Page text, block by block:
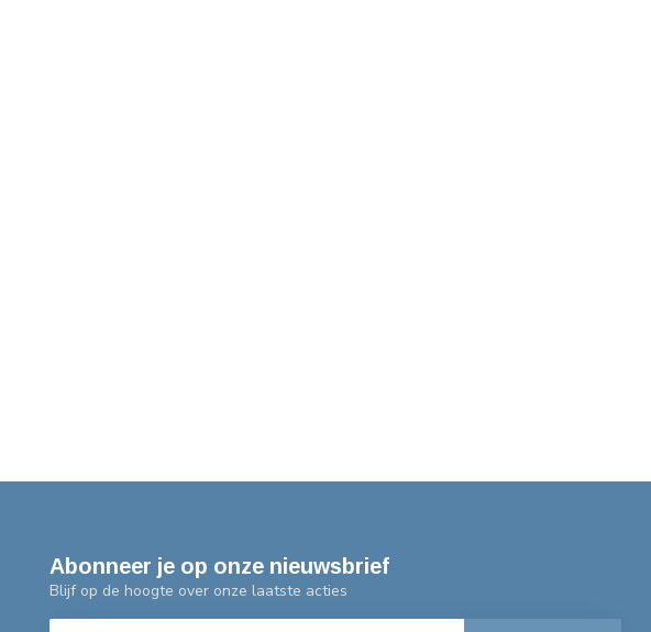
Abonneer je op onze nieuwsbrief
Blijf op de hoogte over onze laatste acties